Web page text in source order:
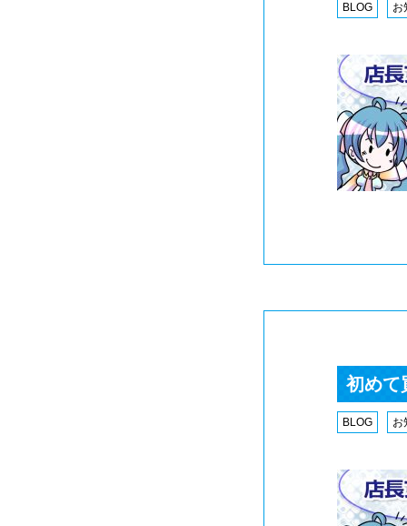
BLOG お
初めて
BLOG お